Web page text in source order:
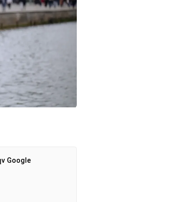
Google